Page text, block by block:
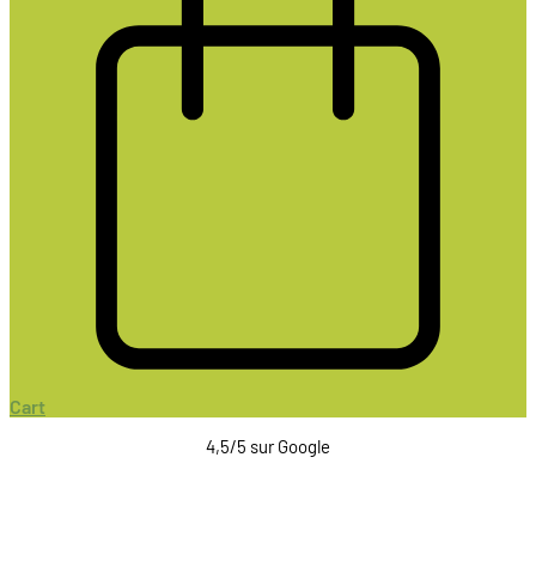
Cart
4,5/5 sur Google